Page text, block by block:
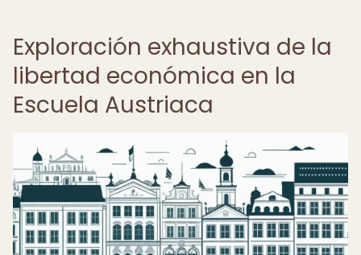
Exploración exhaustiva de la
libertad económica en la
Escuela Austriaca